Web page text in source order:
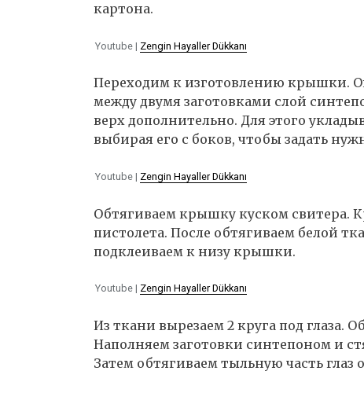
картона.
Youtube | Zengin Hayaller Dükkanı
Переходим к изготовлению крышки.
между двумя заготовками слой
верх дополнительно. Для этого
выбирая его с боков, чтобы задать
Youtube | Zengin Hayaller Dükkanı
Обтягиваем крышку куском свитера.
пистолета. После обтягиваем белой
подклеиваем к низу крышки.
Youtube | Zengin Hayaller Dükkanı
Из ткани вырезаем 2 круга под глаза.
Наполняем заготовки синтепоном и
Затем обтягиваем тыльную часть глаз